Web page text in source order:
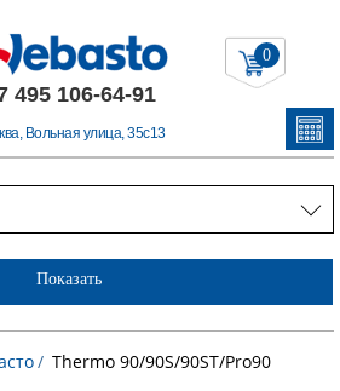
495 106-64-91
Вольная улица, 35с13
0
Показать
/ Thermo 90/90S/90ST/Pro90